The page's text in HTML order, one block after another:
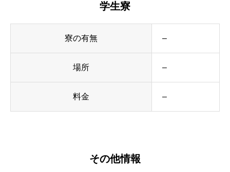
学生寮
寮の有無 –
場所 –
料金 –
その他情報